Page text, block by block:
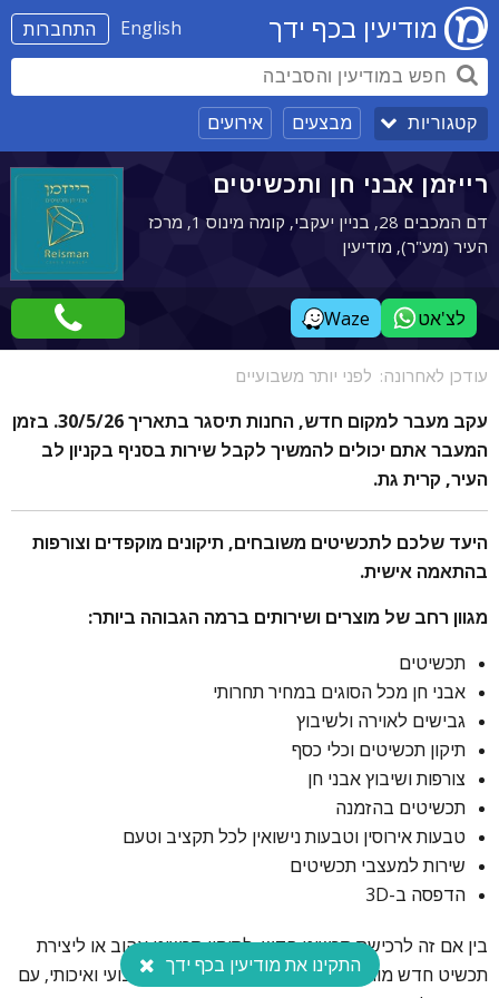
התחברות English מודיעין בכף ידך
קטגוריות מבצעים אירועים
רייזמן אבני חן ותכשיטים
דם המכבים 28, בניין יעקבי, קומה מינוס 1, מרכז
העיר (מע"ר), מודיעין
לצ'אט Waze
עודכן לאחרונה: לפני יותר משבועיים
עקב מעבר למקום חדש, החנות תיסגר בתאריך 30/5/26. בזמן
המעבר אתם יכולים להמשיך לקבל שירות בסניף בקניון לב
העיר, קרית גת.
היעד שלכם לתכשיטים משובחים, תיקונים מוקפדים וצורפות
בהתאמה אישית.
מגוון רחב של מוצרים ושירותים ברמה הגבוהה ביותר:
תכשיטים
אבני חן מכל הסוגים במחיר תחרותי
גבישים לאוירה ולשיבוץ
תיקון תכשיטים וכלי כסף
צורפות ושיבוץ אבני חן
תכשיטים בהזמנה
טבעות אירוסין וטבעות נישואין לכל תקציב וטעם
שירות למעצבי תכשיטים
הדפסה ב-3D
בין אם זה לרכישת תכשיט חדש, לתיקון תכשיט אהוב או ליצירת
תכשיט חדש מותאם אישית, תזכו לקבל שירות מקצועי ואיכותי, עם
התקינו את מודיעין בכף ידך